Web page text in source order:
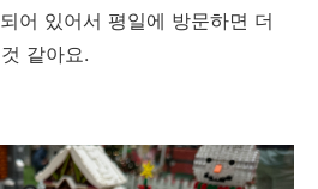
어 있어서 평일에 방문하면 더
같아요.